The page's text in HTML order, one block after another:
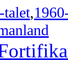
talet,